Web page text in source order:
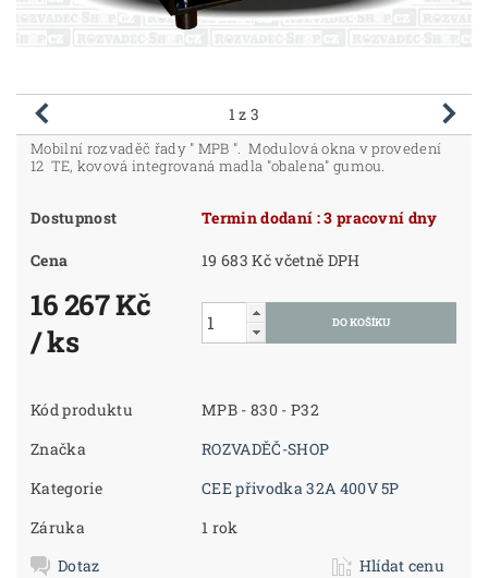
1z 3
Mobilní rozvaděč řady " MPB ". Modulová okna v provedení
12 TE, kovová integrovaná madla "obalena" gumou.
Dostupnost Termin dodaní : 3 pracovní dny
Cena 19 683 Kč včetně DPH
16 267 Kč
/ ks
Kód produktu
MPB - 830 - P32
Značka
ROZVADĚČ-SHOP
Kategorie
CEE přivodka 32A 400V 5P
Záruka
1 rok
Dotaz
Hlídat cenu